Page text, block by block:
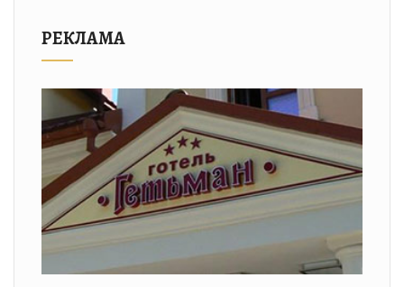
РЕКЛАМА